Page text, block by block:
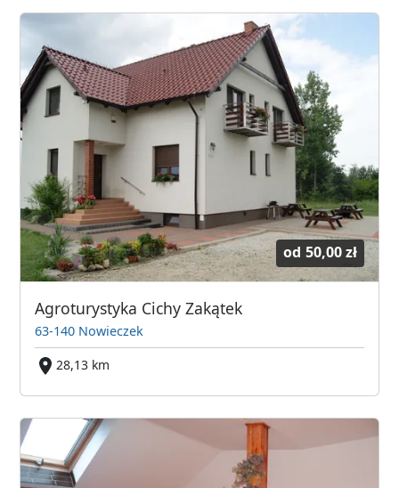
od 50,00 zł
Agroturystyka Cichy Zakątek
63-140 Nowieczek
28,13 km